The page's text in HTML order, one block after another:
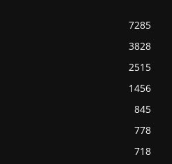
7285
3828
2515
1456
845
778
718